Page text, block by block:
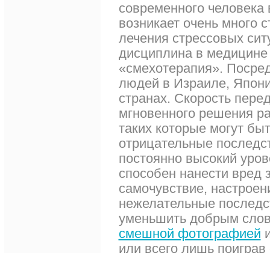
современного человека
возникает очень много
лечения стрессовых
дисциплина в медицине
«смехотерапия».
людей в Израиле,
странах. Скорость
мгновенного решения
таких которые могут
отрицательные
постоянно высокий
способен нанести вред
самочувствие,
нежелательные
уменьшить добрым
смешной фотографией
или всего лишь